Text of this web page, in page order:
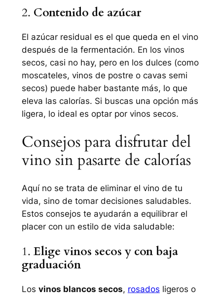
2. Contenido de azúcar
El azúcar residual es el que queda en el vino
después de la fermentación. En los vinos
secos, casi no hay, pero en los dulces (como
moscateles, vinos de postre o cavas semi
secos) puede haber bastante más, lo que
eleva las calorías. Si buscas una opción más
ligera, lo ideal es optar por vinos secos.
Consejos para disfrutar del
vino sin pasarte de calorías
Aquí no se trata de eliminar el vino de tu
vida, sino de tomar decisiones saludables.
Estos consejos te ayudarán a equilibrar el
placer con un estilo de vida saludable:
1.Elige vinos secos y con baja
graduación
Los vinos blancos secos, rosados ligeros o